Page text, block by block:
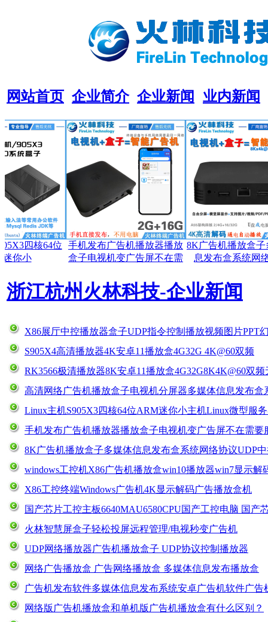
网站首页 企业简介 企业新闻 业内新闻
四核64位
小
手机发布广告机播放器播放
盒子电视机变广告屏不在需
8K广告机播放盒子多
息发布盒系统网络协
浙江杭州火林科技-企业新闻
X86展厅中控播放器盒子UDP指令控制播放视频图片PPT
S905X4高清播放器4K安卓11播放盒4G32G 4K@60双频
RK3566极清播放器8K安卓11播放盒4G32G8K4K@60双频
高清网络广告机播放盒子电视机分屏器多媒体信息发布盒
Linux主机S905X3四核64位ARM迷你小主机Linux微型服
手机发布广告机播放器播放盒子电视机变广告屏不在需要
8K广告机播放盒子多媒体信息发布盒系统网络协议UDP
windows工控机X86广告机播放盒win10播放器win7显示解
X86工控终端Windows广告机4K显示解码广告播放盒机
国产芯片工控主板6640MAU6580CPU国产工控电脑 国产
火林智慧屏盒子轻松投屏远程管理/电视秒变广告机
UDP网络播放器广告机播放盒子 UDP协议控制播放器
网络广告播放盒 广告网络播放盒 多媒体信息发布播放盒
广告机发布软件多媒体信息发布系统安卓广告机软件广告
网络版广告机播放盒和单机版广告机播放盒有什么区别？